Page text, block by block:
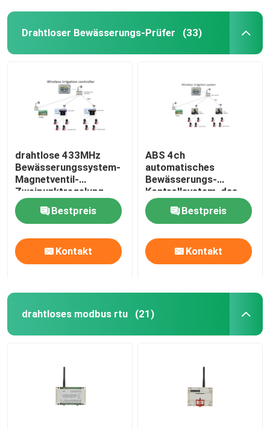
Drahtloser Bewässerungs-Prüfer (33)
drahtlose 433MHz
Bewässerungssystem-
Magnetventil-
Zweipunktregelung
Bestpreis
Kontakt
ABS 4ch
automatisches
Bewässerungs-
Kontrollsystem, das
Ventilsteuergerät
verriegeltBestpreis
Kontakt
drahtloses modbus rtu (21)